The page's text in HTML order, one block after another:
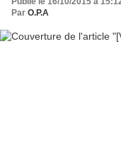
Par O.P.A